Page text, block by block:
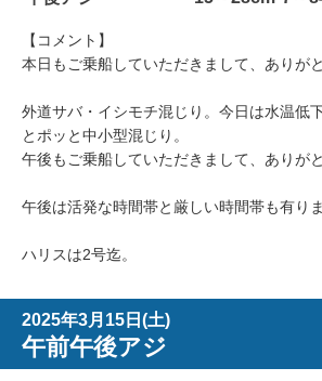
【コメント】
本日もご乗船していただきまして、ありが
外道サバ・イシモチ混じり。今日は水温低
とポッと中小型混じり。
午後もご乗船していただきまして、ありが
午後は活発な時間帯と厳しい時間帯も有りま
ハリスは2号迄。
2025年3月15日(土)
午前午後アジ